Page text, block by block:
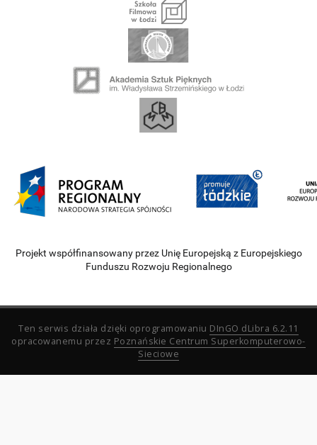
Projekt współfinansowany przez Unię Europejską z Europejskiego
Funduszu Rozwoju Regionalnego
Ten serwis działa dzięki oprogramowaniu DInGO dLibra 6.2.11
opracowanemu przez Poznańskie Centrum Superkomputerowo-
Sieciowe